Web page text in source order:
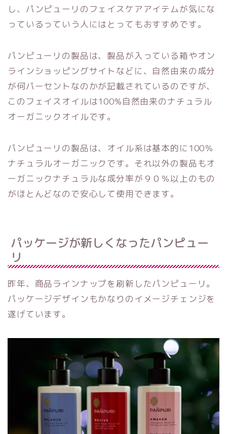
し、パンピューリのフェイスケアアイテムが気にな
っているっていう人にはとってもおすすめです。
パンピューリの製品は、製品が入っている箱やオン
ラインショッピングサイトなどに、自然由来の成分
が何パーセントなのかが記載されているのですが、
このフェイスオイルは100%自然由来のナチュラル
オーガニックオイルです。
パンピューリの製品は、オイル系は基本的に100％
ナチュラルオーガニックです。それ以外の製品もオ
ーガニックナチュラルな成分率が９０％以上のもの
がほとんどなので安心して使用できます。
パッケージが新しくなったパンピュー
リ
昨年、商品ラインナップを刷新したパンピューリ。
パッケージデザインもかなりのイメージチェンジを
遂げています。